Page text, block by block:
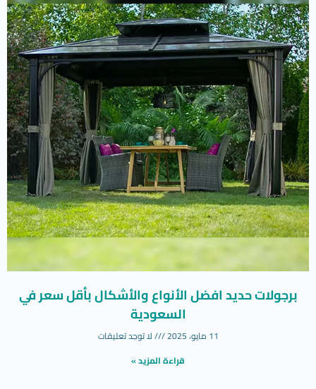
برجولات حديد افضل الأنواع والأشكال بأقل سعر في
السعودية
11 مايو، 2025
لا توجد تعليقات
قراءة المزيد »